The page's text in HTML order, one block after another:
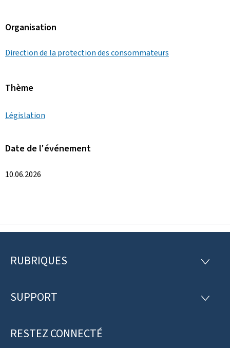
Organisation
Direction de la protection des consommateurs
Thème
Législation
Date de l'événement
10.06.2026
P
e
d
RUBRIQUES
R
R
SUPPORT
S
RESTEZ CONNECTÉ